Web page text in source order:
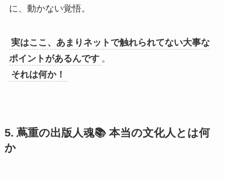
に、動かない覚悟。
実はここ、あまりネットで触れられてない大事な
ポイントがあるんです 。
それは何か！
5. 蔦重の出版人魂📚 本当の文化人とは何
か